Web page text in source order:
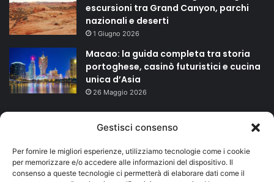
Gestisci consenso
Per fornire le migliori esperienze, utilizziamo tecnologie come i cookie
per memorizzare e/o accedere alle informazioni del dispositivo. Il
consenso a queste tecnologie ci permetterà di elaborare dati come il
escursioni tra Grand Canyon, parchi
nazionali e deserti
1 Giugno 2026
Macao: la guida completa tra storia
portoghese, casinò futuristici e cucina
unica d’Asia
26 Maggio 2026
agriturismo bed and breakfast campeggio Carnevale